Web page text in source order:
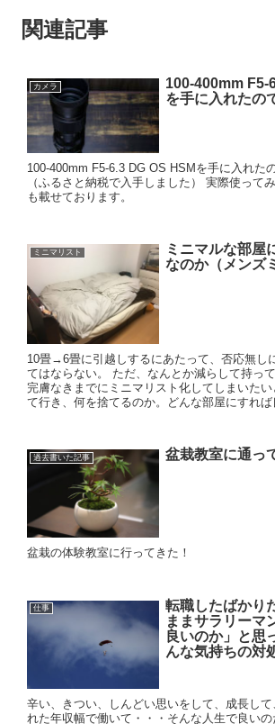
関連記事
カメラ
100-400mm F5-
を手に入れたの
100-400mm F5-6.3 DG OS HSMを手に入れた
（ふるさと納税で入手しました） 実際使って
も載せております。
ミニマリスト
ミニマルな部屋
なのか（メンズ
10畳→6畳に引越しするにあたって、否応無し
てはならない。 ただ、なんとか減らして持って
完膚なきまでにミニマリスト化してしまいた
て行き、何を捨てるのか。どんな部屋にすれば
過去書いた記事 盆栽教室に通っ
盆栽の体験教室に行ってきた！
仕事
転職したばかり
ままサラリーマ
良いのか」と思
んな気持ちの対
辛い、きつい、しんどい思いをして、成長し
れた年収幅で働いて・・・そんな人生で良い